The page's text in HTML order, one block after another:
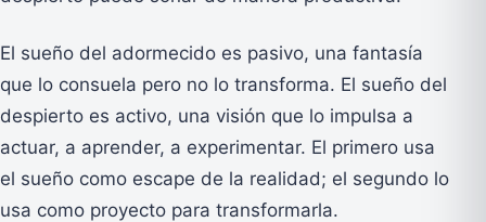
El sueño del adormecido es pasivo, una fantasía
que lo consuela pero no lo transforma. El sueño del
despierto es activo, una visión que lo impulsa a
actuar, a aprender, a experimentar. El primero usa
el sueño como escape de la realidad; el segundo lo
usa como proyecto para transformarla.